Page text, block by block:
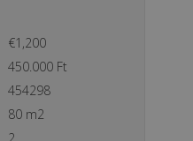
€1,200
450.000 Ft
454298
80 m2